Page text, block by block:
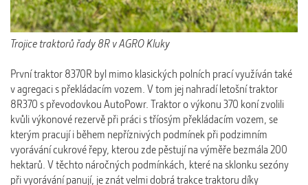
Trojice traktorů řady 8R v AGRO Kluky
První traktor 8370R byl mimo klasických polních prací využíván také
v agregaci s překládacím vozem. V tom jej nahradí letošní traktor
8R370 s převodovkou AutoPowr. Traktor o výkonu 370 koní zvolili
kvůli výkonové rezervě při práci s tříosým překládacím vozem, se
kterým pracují i během nepříznivých podmínek při podzimním
vyorávání cukrové řepy, kterou zde pěstují na výměře bezmála 200
hektarů. V těchto náročných podmínkách, které na sklonku sezóny
při vyorávání panují, je znát velmi dobrá trakce traktoru díky